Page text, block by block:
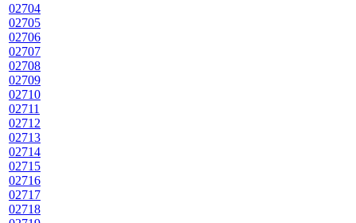
02704
02705
02706
02707
02708
02709
02710
02711
02712
02713
02714
02715
02716
02717
02718